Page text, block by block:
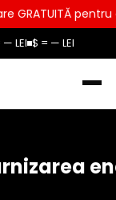
LEI $ = — LEI
pentru copii,